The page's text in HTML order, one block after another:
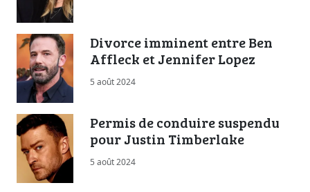
Divorce imminent entre Ben
Affleck et Jennifer Lopez
5 août 2024
Permis de conduire suspendu
pour Justin Timberlake
5 août 2024